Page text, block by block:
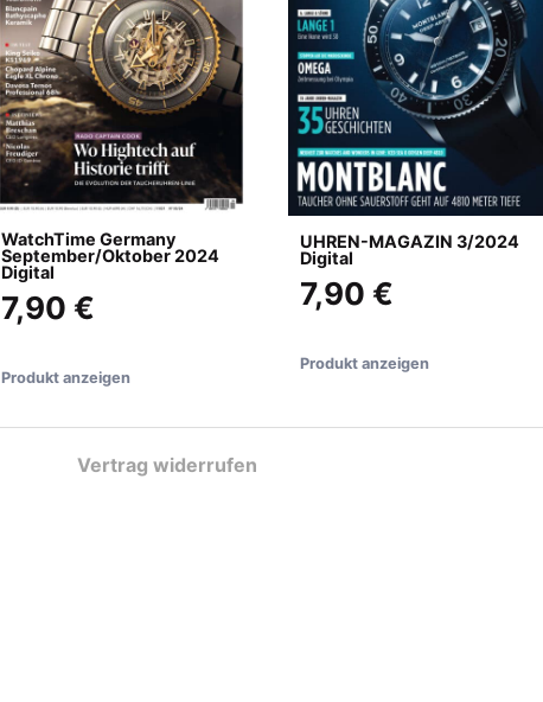
WatchTime Germany
September/Oktober 2024
Digital
7,90 €
Produkt anzeigen
UHREN-MAGAZIN 3/2024
Digital
7,90 €
Produkt anzeigen
Vertrag widerrufen